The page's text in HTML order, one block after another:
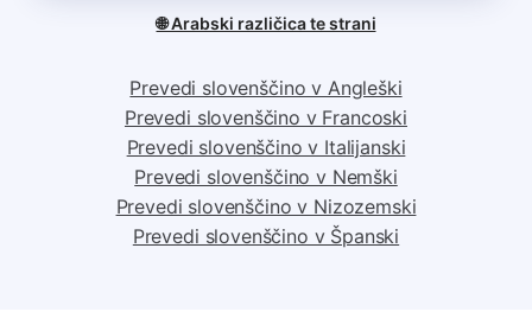
🌐 Arabski različica te strani
Prevedi slovenščino v Angleški
Prevedi slovenščino v Francoski
Prevedi slovenščino v Italijanski
Prevedi slovenščino v Nemški